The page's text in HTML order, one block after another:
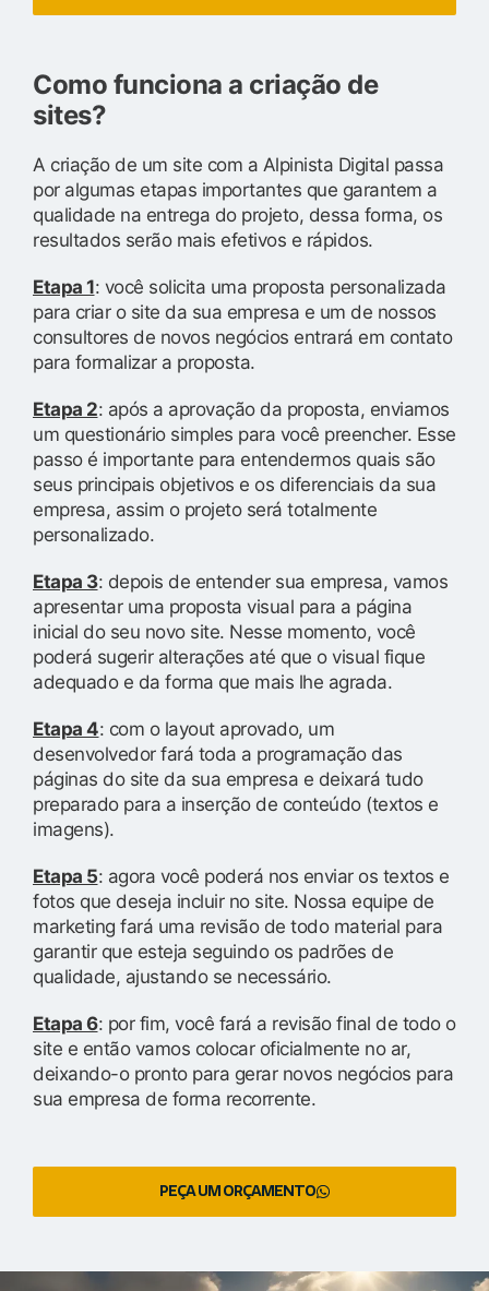
Como funciona a criação de
sites?
A criação de um site com a Alpinista Digital passa
por algumas etapas importantes que garantem a
qualidade na entrega do projeto, dessa forma, os
resultados serão mais efetivos e rápidos.
Etapa 1: você solicita uma proposta personalizada
para criar o site da sua empresa e um de nossos
consultores de novos negócios entrará em contato
para formalizar a proposta.
Etapa 2: após a aprovação da proposta, enviamos
um questionário simples para você preencher. Esse
passo é importante para entendermos quais são
seus principais objetivos e os diferenciais da sua
empresa, assim o projeto será totalmente
personalizado.
Etapa 3: depois de entender sua empresa, vamos
apresentar uma proposta visual para a página
inicial do seu novo site. Nesse momento, você
poderá sugerir alterações até que o visual fique
adequado e da forma que mais lhe agrada.
Etapa 4: com o layout aprovado, um
desenvolvedor fará toda a programação das
páginas do site da sua empresa e deixará tudo
preparado para a inserção de conteúdo (textos e
imagens).
Etapa 5: agora você poderá nos enviar os textos e
fotos que deseja incluir no site. Nossa equipe de
marketing fará uma revisão de todo material para
garantir que esteja seguindo os padrões de
qualidade, ajustando se necessário.
Etapa 6: por fim, você fará a revisão final de todo o
site e então vamos colocar oficialmente no ar,
deixando-o pronto para gerar novos negócios para
sua empresa de forma recorrente.
PEÇA UM ORÇAMENTO